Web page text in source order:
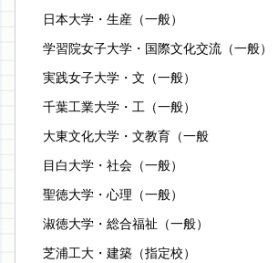
日本大学・生産（一般）
学習院女子大学・国際文化交流（一般）
実践女子大学・文（一般）
千葉工業大学・工（一般）
大東文化大学・文教育（一般
目白大学・社会（一般）
聖徳大学・心理（一般）
淑徳大学・総合福祉（一般）
芝浦工大・建築（指定校）